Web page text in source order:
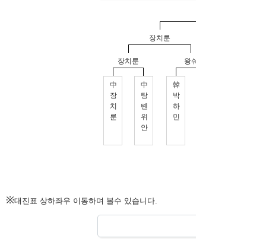
※대진표 상하좌우 이동하며 볼수 있습니다.